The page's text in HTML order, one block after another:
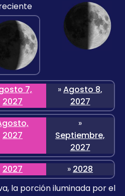
7,
2027
»Agosto 8,
2027
2027
»
Septiembre,
2027
2027 » 2028
la porción iluminada por el